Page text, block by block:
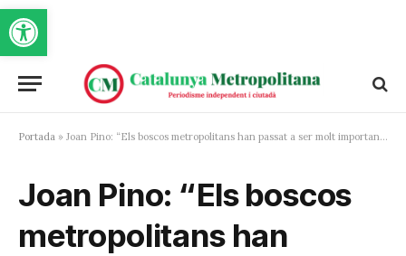
Obre la barra d'eines
Portada » Joan Pino: “Els boscos metropolitans han passat a ser molt importants quan parlem de serveis ambientals”
Joan Pino: “Els boscos
metropolitans han